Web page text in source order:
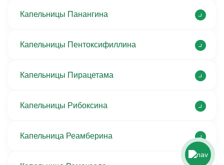
Капельницы Панангина
Капельницы Пентоксифиллина
Капельницы Пирацетама
Капельницы Рибоксина
Капельница Реамберина